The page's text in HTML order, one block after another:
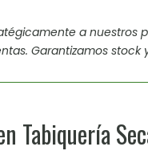
a
Garantizamos
Tabiquería